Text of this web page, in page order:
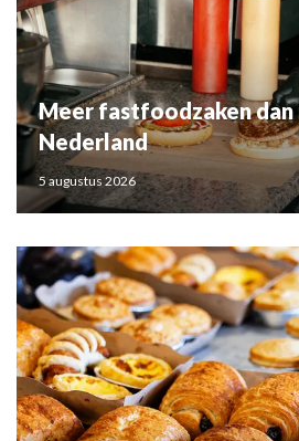
Meer fastfoodzaken dan
Nederland
5 augustus 2026